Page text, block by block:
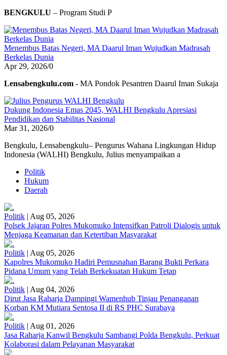
BENGKULU – Program Studi P
Menembus Batas Negeri, MA Daarul Iman Wujudkan Madrasah
Berkelas Dunia
Apr 29, 2026/0
Lensabengkulu.com - MA Pondok Pesantren Daarul Iman Sukaja
Dukung Indonesia Emas 2045, WALHI Bengkulu Apresiasi
Pendidikan dan Stabilitas Nasional
Mar 31, 2026/0
Bengkulu, Lensabengkulu– Pengurus Wahana Lingkungan Hidup
Indonesia (WALHI) Bengkulu, Julius menyampaikan a
Politik
Hukum
Daerah
Politik | Aug 05, 2026
Polsek Jajaran Polres Mukomuko Intensifkan Patroli Dialogis untuk
Menjaga Keamanan dan Ketertiban Masyarakat
Politik | Aug 05, 2026
Kapolres Mukomuko Hadiri Pemusnahan Barang Bukti Perkara
Pidana Umum yang Telah Berkekuatan Hukum Tetap
Politik | Aug 04, 2026
Dirut Jasa Raharja Dampingi Wamenhub Tinjau Penanganan
Korban KM Mutiara Sentosa II di RS PHC Surabaya
Politik | Aug 01, 2026
Jasa Raharja Kanwil Bengkulu Sambangi Polda Bengkulu, Perkuat
Kolaborasi dalam Pelayanan Masyarakat